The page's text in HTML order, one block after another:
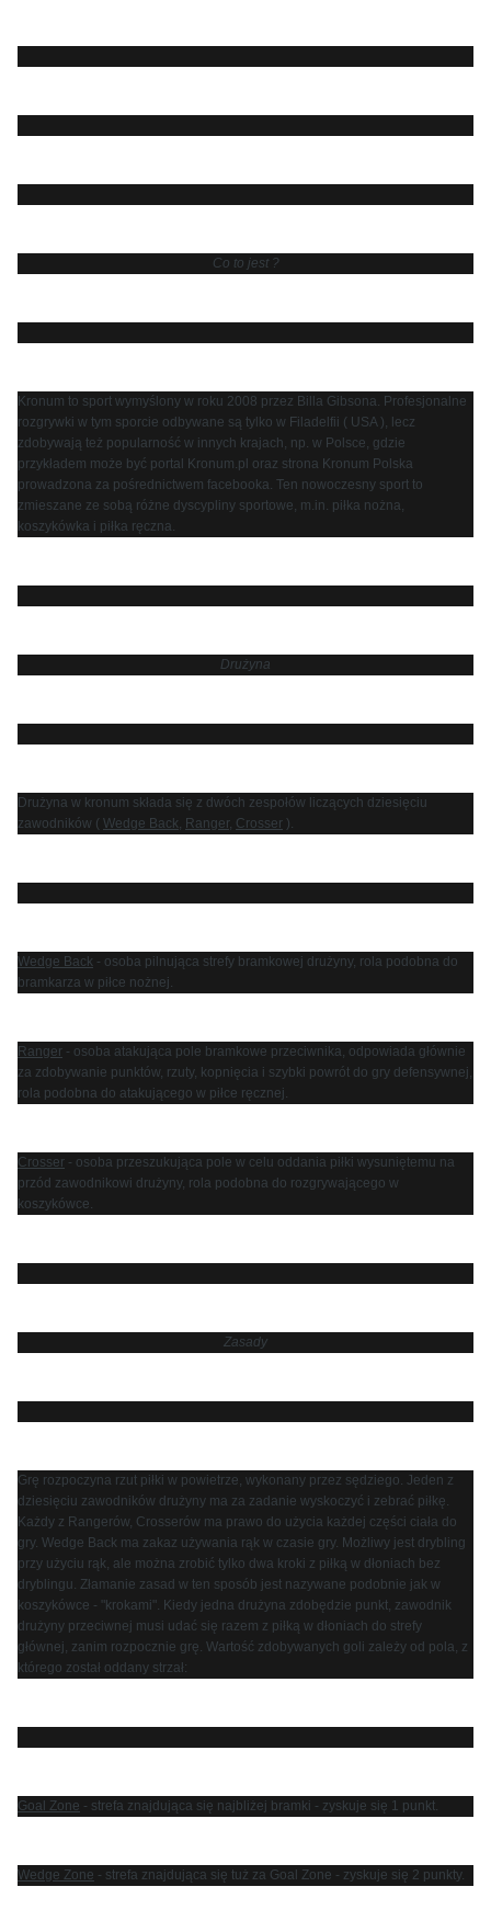
Co to jest ?
Kronum to sport wymyślony w roku 2008 przez Billa Gibsona. Profesjonalne
rozgrywki w tym sporcie odbywane są tylko w Filadelfii ( USA ), lecz
zdobywają też popularność w innych krajach, np. w Polsce, gdzie
przykładem może być portal Kronum.pl oraz strona Kronum Polska
prowadzona za pośrednictwem facebooka. Ten nowoczesny sport to
zmieszane ze sobą różne dyscypliny sportowe, m.in. piłka nożna,
koszykówka i piłka ręczna.
Drużyna
Drużyna w kronum składa się z dwóch zespołów liczących dziesięciu
zawodników ( Wedge Back, Ranger, Crosser ).
Wedge Back - osoba pilnująca strefy bramkowej drużyny, rola podobna do
bramkarza w piłce nożnej.
Ranger - osoba atakująca pole bramkowe przeciwnika, odpowiada głównie
za zdobywanie punktów, rzuty, kopnięcia i szybki powrót do gry defensywnej,
rola podobna do atakującego w piłce ręcznej.
Crosser - osoba przeszukująca pole w celu oddania piłki wysuniętemu na
przód zawodnikowi drużyny, rola podobna do rozgrywającego w
koszykówce.
Zasady
Grę rozpoczyna rzut piłki w powietrze, wykonany przez sędziego. Jeden z
dziesięciu zawodników drużyny ma za zadanie wyskoczyć i zebrać piłkę.
Każdy z Rangerów, Crosserów ma prawo do użycia każdej części ciała do
gry. Wedge Back ma zakaz używania rąk w czasie gry. Możliwy jest drybling
przy użyciu rąk, ale można zrobić tylko dwa kroki z piłką w dłoniach bez
dryblingu. Złamanie zasad w ten sposób jest nazywane podobnie jak w
koszykówce - "krokami". Kiedy jedna drużyna zdobędzie punkt, zawodnik
drużyny przeciwnej musi udać się razem z piłką w dłoniach do strefy
głównej, zanim rozpocznie grę. Wartość zdobywanych goli zależy od pola, z
którego został oddany strzał:
Goal Zone - strefa znajdująca się najbliżej bramki - zyskuje się 1 punkt.
Wedge Zone - strefa znajdująca się tuż za Goal Zone - zyskuje się 2 punkty.